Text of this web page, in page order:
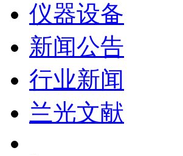
仪器设备
新闻公告
行业新闻
兰光文献